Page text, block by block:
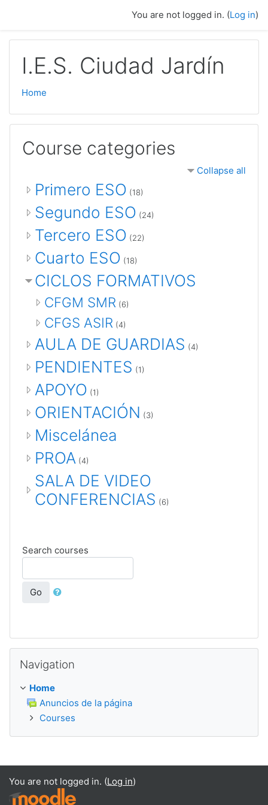
You are not logged in. (Log in)
I.E.S. Ciudad Jardín
Home
Course categories
Collapse all
Primero ESO (18)
Segundo ESO (24)
Tercero ESO (22)
Cuarto ESO (18)
CICLOS FORMATIVOS
CFGM SMR (6)
CFGS ASIR (4)
AULA DE GUARDIAS (4)
PENDIENTES (1)
APOYO (1)
ORIENTACIÓN (3)
Miscelánea
PROA (4)
SALA DE VIDEO
CONFERENCIAS (6)
Search courses
Go
Navigation
Home
Anuncios de la página
Courses
You are not logged in. (Log in)